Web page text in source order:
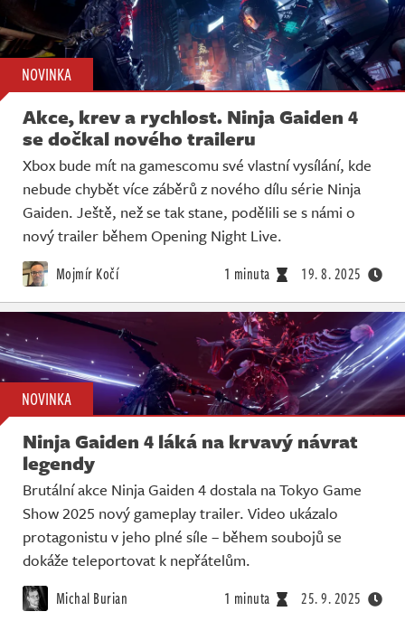
NOVINKA
Akce, krev a rychlost. Ninja Gaiden 4
se dočkal nového traileru
Xbox bude mít na gamescomu své vlastní vysílání, kde
nebude chybět více záběrů z nového dílu série Ninja
Gaiden. Ještě, než se tak stane, podělili se s námi o
nový trailer během Opening Night Live.
Mojmír Kočí 1 minuta 19. 8. 2025
NOVINKA
Ninja Gaiden 4 láká na krvavý návrat
legendy
Brutální akce Ninja Gaiden 4 dostala na Tokyo Game
Show 2025 nový gameplay trailer. Video ukázalo
protagonistu v jeho plné síle – během soubojů se
dokáže teleportovat k nepřátelům.
Michal Burian 1 minuta 25. 9. 2025